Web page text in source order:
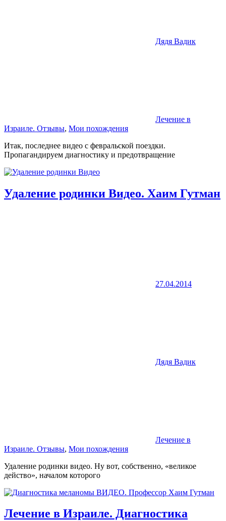
Дядя Вадик
Лечение в
Израиле. Отзывы, Мои похождения
Итак, последнее видео с февральской поездки.
Пропагандируем диагностику и предотвращение
Удаление родинки Видео. Хаим Гутман
27.04.2014
Дядя Вадик
Лечение в
Израиле. Отзывы, Мои похождения
Удаление родинки видео. Ну вот, собственно, «великое
действо», началом которого
Лечение в Израиле. Диагностика